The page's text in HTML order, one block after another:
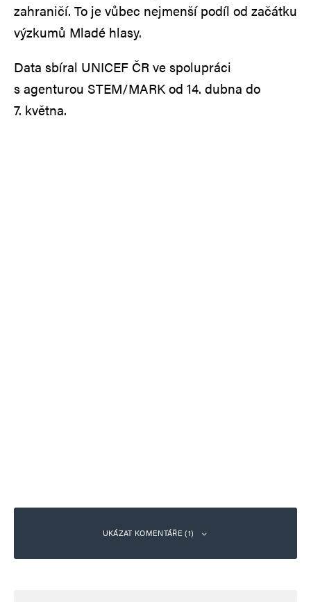
zahraničí. To je vůbec nejmenší podíl od začátku
výzkumů Mladé hlasy.
Data sbíral UNICEF ČR ve spolupráci
s agenturou STEM/MARK od 14. dubna do
7. května.
UKÁZAT KOMENTÁŘE (1)